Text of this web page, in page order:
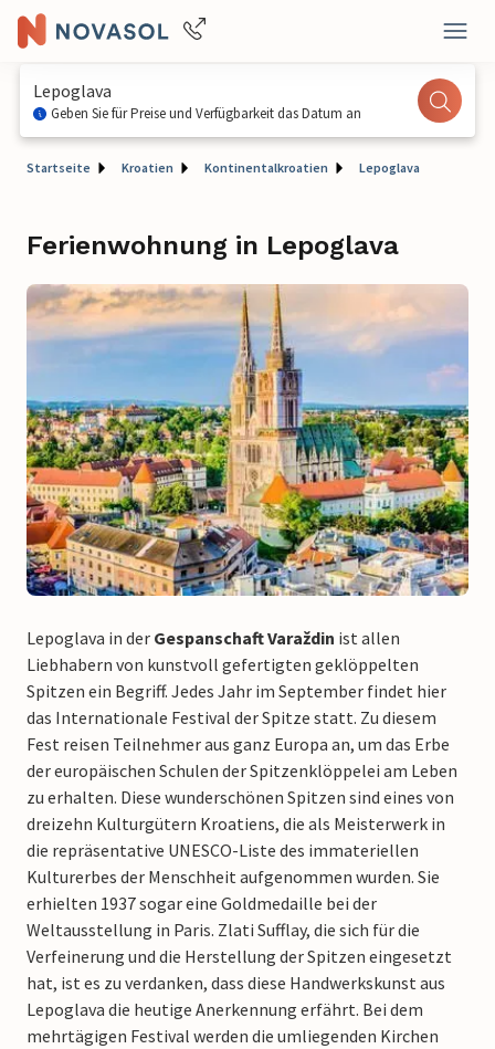
Lepoglava
Geben Sie für Preise und Verfügbarkeit das Datum an
Startseite Kroatien Kontinentalkroatien Lepoglava
Ferienwohnung in Lepoglava
Lepoglava in der Gespanschaft Varaždin ist allen
Liebhabern von kunstvoll gefertigten geklöppelten
Spitzen ein Begriff. Jedes Jahr im September findet hier
das Internationale Festival der Spitze statt. Zu diesem
Fest reisen Teilnehmer aus ganz Europa an, um das Erbe
der europäischen Schulen der Spitzenklöppelei am Leben
zu erhalten. Diese wunderschönen Spitzen sind eines von
dreizehn Kulturgütern Kroatiens, die als Meisterwerk in
die repräsentative UNESCO-Liste des immateriellen
Kulturerbes der Menschheit aufgenommen wurden. Sie
erhielten 1937 sogar eine Goldmedaille bei der
Weltausstellung in Paris. Zlati Sufflay, die sich für die
Verfeinerung und die Herstellung der Spitzen eingesetzt
hat, ist es zu verdanken, dass diese Handwerkskunst aus
Lepoglava die heutige Anerkennung erfährt. Bei dem
mehrtägigen Festival werden die umliegenden Kirchen